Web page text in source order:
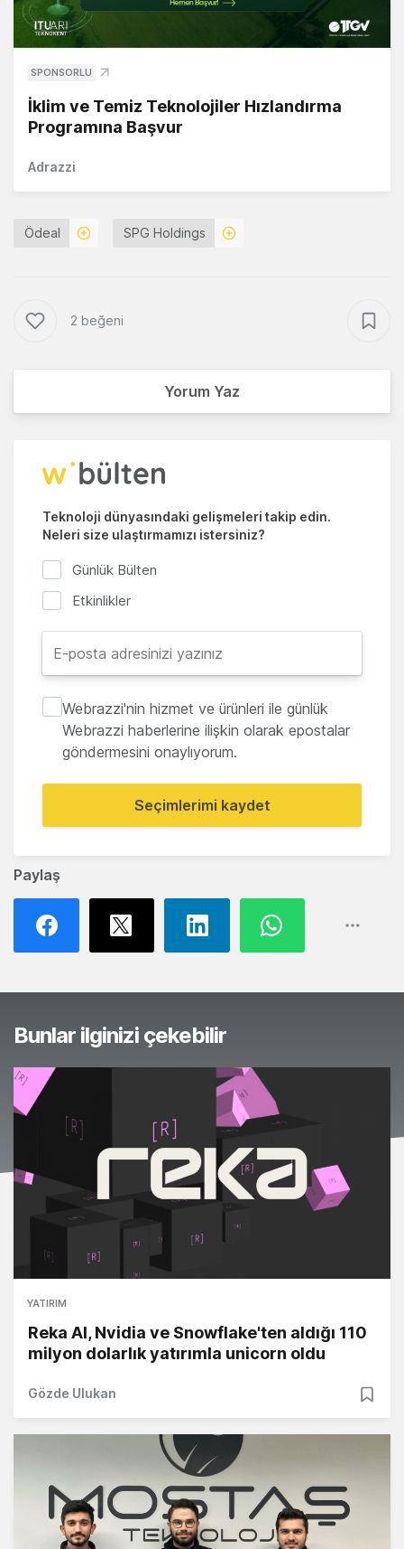
Paylaş
SPONSORLU
İklim ve Temiz Teknolojiler Hızlandırma
Programına Başvur
Adrazzi
Ödeal SPG Holdings
2 beğeni
Yorum Yaz
Teknoloji dünyasındaki gelişmeleri takip edin.
Neleri size ulaştırmamızı istersiniz?
Günlük Bülten
Etkinlikler
Webrazzi'nin hizmet ve ürünleri ile günlük
Webrazzi haberlerine ilişkin olarak epostalar
göndermesini onaylıyorum.
Seçimlerimi kaydet
Bunlar ilginizi çekebilir
YATIRIM
Reka AI, Nvidia ve Snowflake'ten aldığı 110
milyon dolarlık yatırımla unicorn oldu
Gözde Ulukan